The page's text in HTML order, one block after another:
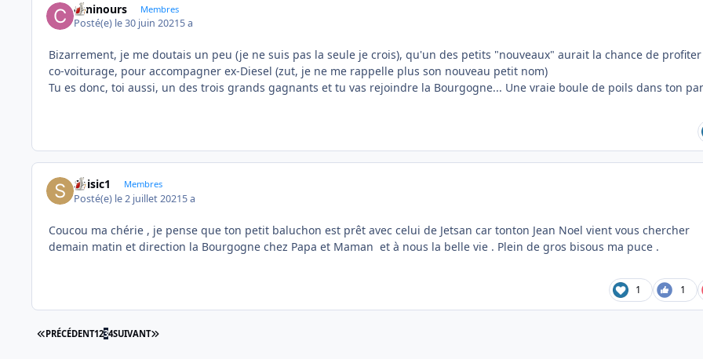
caninours Membres
Posté(e) le 30 juin 20215 a
Bizarrement, je me doutais un peu (je ne suis pas la seule je crois), qu'un des petits "nouveaux" aurait la chance de
co-voiturage, pour accompagner ex-Diesel (zut, je ne me rappelle plus son nouveau petit nom)
Tu es donc, toi aussi, un des trois grands gagnants et tu vas rejoindre la Bourgogne... Une vraie boule de poils dans ton
Soisic1 Membres
Posté(e) le 2 juillet 20215 a
Coucou ma chérie , je pense que ton petit baluchon est prêt avec celui de Jetsan car tonton Jean Noel vient vous chercher
demain matin et direction la Bourgogne chez Papa et Maman et à nous la belle vie . Plein de gros bisous ma puce .
1 1
PREMIÈRE PAGE
PRÉCÉDENT1234SUIVANT DERNIÈRE PAGE